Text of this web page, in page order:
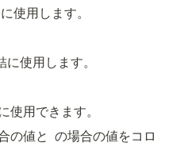
使用します。
使用します。
使用できます。
の値と の場合の値をコロ